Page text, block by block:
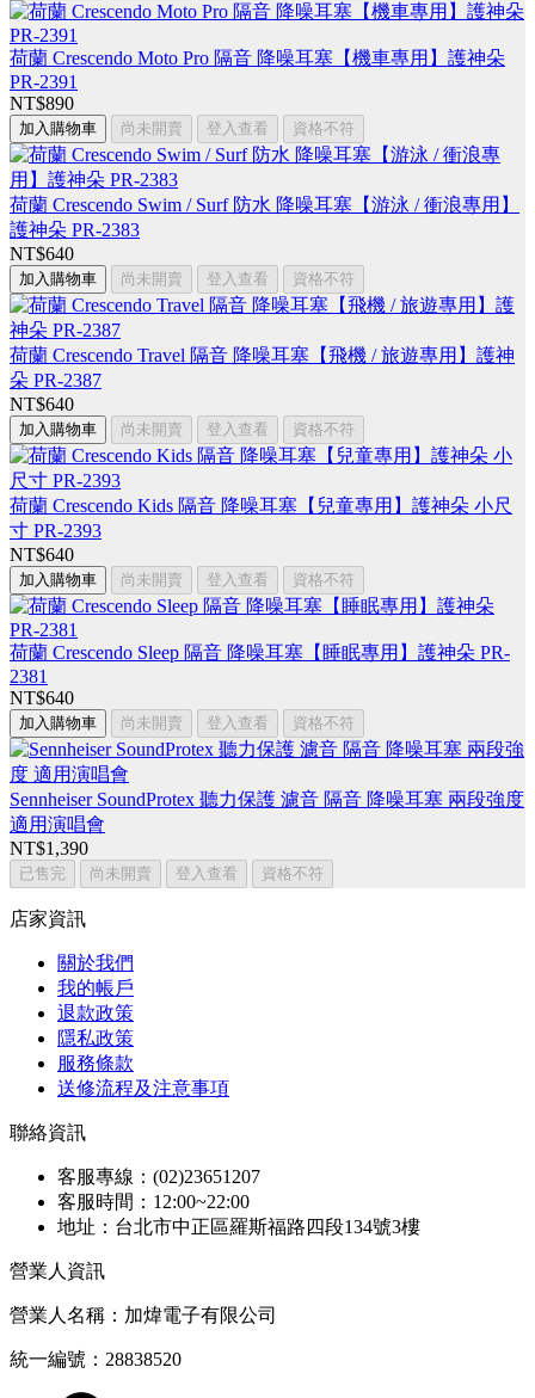
荷蘭 Crescendo Moto Pro 隔音 降噪耳塞【機車專用】護神朵
PR-2391
NT$890
加入購物車 尚未開賣 登入查看 資格不符
荷蘭 Crescendo Swim / Surf 防水 降噪耳塞【游泳 / 衝浪專用】
護神朵 PR-2383
NT$640
加入購物車 尚未開賣 登入查看 資格不符
荷蘭 Crescendo Travel 隔音 降噪耳塞【飛機 / 旅遊專用】護神
朵 PR-2387
NT$640
加入購物車 尚未開賣 登入查看 資格不符
荷蘭 Crescendo Kids 隔音 降噪耳塞【兒童專用】護神朵 小尺
寸 PR-2393
NT$640
加入購物車 尚未開賣 登入查看 資格不符
荷蘭 Crescendo Sleep 隔音 降噪耳塞【睡眠專用】護神朵 PR-
2381
NT$640
加入購物車 尚未開賣 登入查看 資格不符
Sennheiser SoundProtex 聽力保護 濾音 隔音 降噪耳塞 兩段強度
適用演唱會
NT$1,390
已售完 尚未開賣 登入查看 資格不符
店家資訊
關於我們
我的帳戶
退款政策
隱私政策
服務條款
送修流程及注意事項
聯絡資訊
客服專線：(02)23651207
客服時間：12:00~22:00
地址：台北市中正區羅斯福路四段134號3樓
營業人資訊
營業人名稱：加煒電子有限公司
統一編號：28838520